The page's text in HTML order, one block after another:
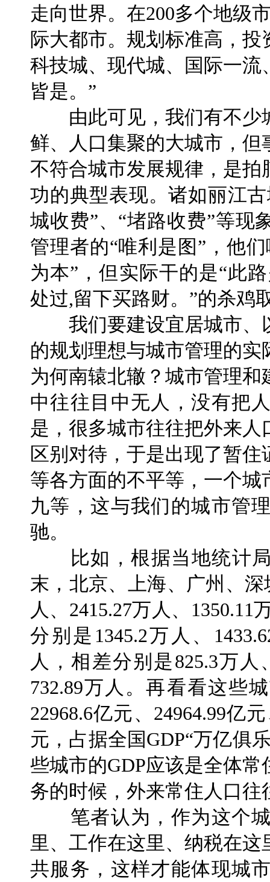
走向世界。在200多个地级
际大都市。规划标准高，
科技城、现代城、国际一
皆是。”
由此可见，我们有不少
鲜、人口集聚的大城市，
不符合城市发展规律，是
功的典型表现。诸如丽江
城收费”、“堵路收费”等现
管理者的“唯利是图”，他
为本”，但实际干的是“此
处过,留下买路财。”的杀鸡
我们要建设宜居城市、
的规划理想与城市管理的
为何南辕北辙？城市管理
中往往目中无人，没有把
是，很多城市往往把外来
区别对待，于是出现了暂
等各方面的不平等，一个
九等，这与我们的城市管
驰。
比如，根据当地统计局
末，北京、上海、广州、
人、2415.27万人、1350.11
分别是1345.2万人、
人，相差分别是825.3万人
732.89万人。再看看这些
22968.6亿元、24964.99亿
元，占据全国GDP“万亿俱
些城市的GDP应该是全体
务的时候，外来常住人口往
笔者认为，作为这个城
里、工作在这里、纳税在
共服务，这样才能体现城